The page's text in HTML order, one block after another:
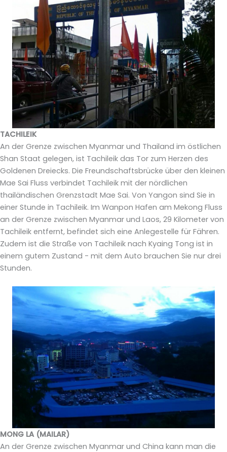
TACHILEIK
An der Grenze zwischen Myanmar und Thailand im östlichen
Shan Staat gelegen, ist Tachileik das Tor zum Herzen des
Goldenen Dreiecks. Die Freundschaftsbrücke über den kleinen
Mae Sai Fluss verbindet Tachileik mit der nördlichen
thailändischen Grenzstadt Mae Sai. Von Yangon sind Sie in
einer Stunde in Tachileik. Im Wanpon Hafen am Mekong Fluss
an der Grenze zwischen Myanmar und Laos, 29 Kilometer von
Tachileik entfernt, befindet sich eine Anlegestelle für Fähren.
Zudem ist die Straße von Tachileik nach Kyaing Tong ist in
einem gutem Zustand - mit dem Auto brauchen Sie nur drei
Stunden.
MONG LA (MAILAR)
An der Grenze zwischen Myanmar und China kann man die